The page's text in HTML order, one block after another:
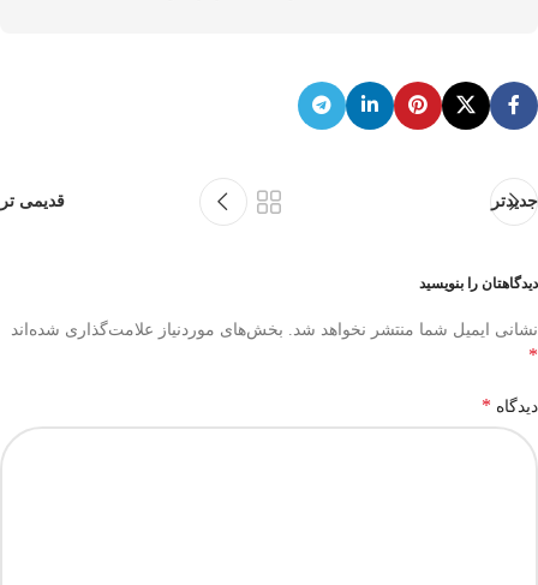
جدیدتر قدیمی تر
دیدگاهتان را بنویسید
نشانی ایمیل شما منتشر نخواهد شد. بخش‌های موردنیاز علامت‌گذاری شده‌اند
*
دیدگاه *